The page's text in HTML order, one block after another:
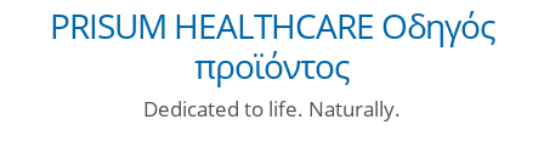
PRISUM HEALTHCARE Οδηγός
προϊόντος
Dedicated to life. Naturally.